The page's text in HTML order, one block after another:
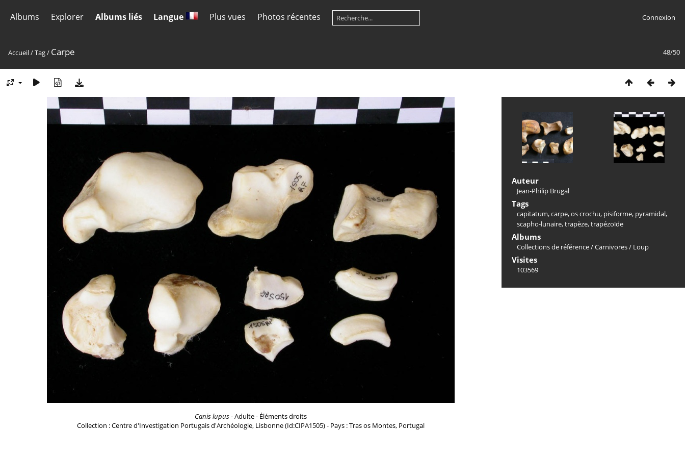
Albums Explorer Albums liés Langue Plus vues Photos récentes Connexion
48/50
Accueil/Tag/ Carpe
Canis lupus- Adulte - Éléments droits
Collection : Centre d'Investigation Portugais d'Archéologie, Lisbonne (Id:CIPA1505) - Pays : Tras os Montes, Portugal
Auteur
Jean-Philip Brugal
Tags
capitatum,carpe,os crochu, pisiforme, pyramidal,
scapho-lunaire,trapèze,trapézoïde
Albums
Collections de référence/Carnivores/ Loup
Visites
103569